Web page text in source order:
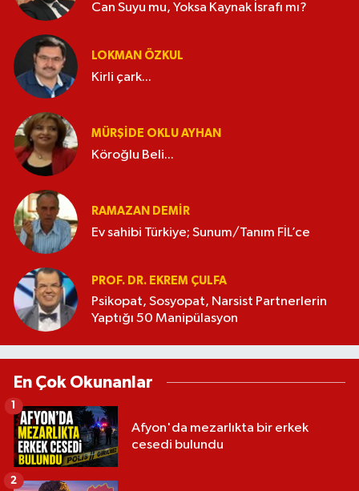
Can Suyu mu, Yoksa Kaynak İsrafı mı?
LOKMAN ÖZKUL
Kirli çark...
MÜRŞIDE OKLU AYHAN
Köroğlu Beli...
RAMAZAN DEMİR
Ev sahibi Türkiye; Sunum/Tanım FİL’ce
PROF. DR. EKREM ÇULFA
Psikopat, Sosyopat, Narsist Partnerlerin
Yaptığı 50 Manipülasyon
En Çok Okunanlar
Afyon'da mezarlıkta bir erkek
cesedi bulundu
1
2